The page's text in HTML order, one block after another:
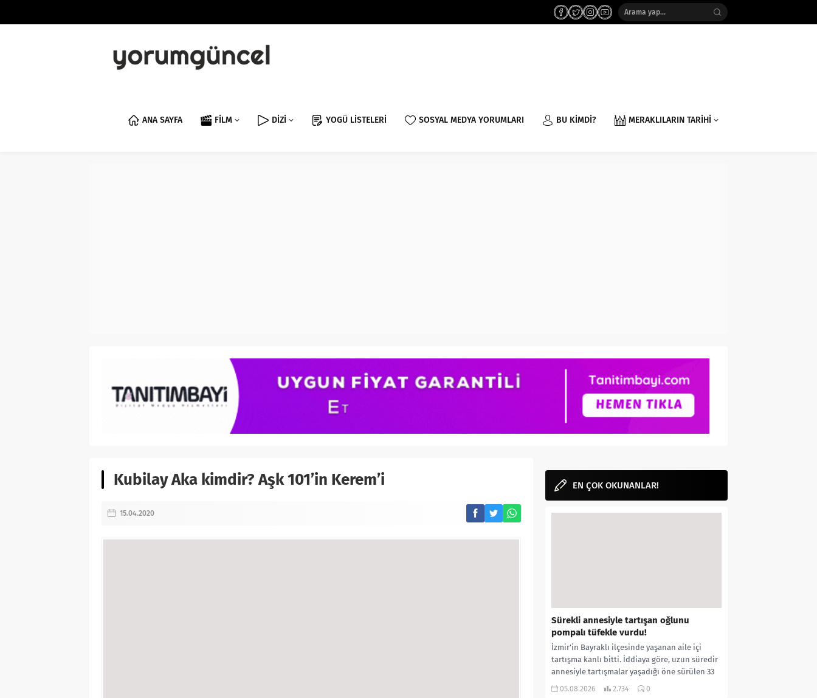
ANA SAYFA FİLM DİZİ YOGÜ LİSTELERİ SOSYAL MEDYA YORUMLARI BU KİMDİ? MERAKLILARIN TARİHİ
Kubilay Aka kimdir? Aşk 101’in Kerem’i
15.04.2020
EN ÇOK OKUNANLAR!
Sürekli annesiyle tartışan oğlunu
pompalı tüfekle vurdu!
İzmir’in Bayraklı ilçesinde yaşanan aile içi
tartışma kanlı bitti. İddiaya göre, uzun süredir
annesiyle tartışmalar yaşadığı öne sürülen 33
yaşındaki...
05.08.2026 2.734 0